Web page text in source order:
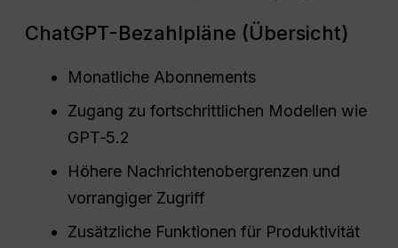
ChatGPT-Bezahlpläne (Übersicht)
Monatliche Abonnements
Zugang zu fortschrittlichen Modellen wie
GPT‑5.2
Höhere Nachrichtenobergrenzen und
vorrangiger Zugriff
Zusätzliche Funktionen für Produktivität